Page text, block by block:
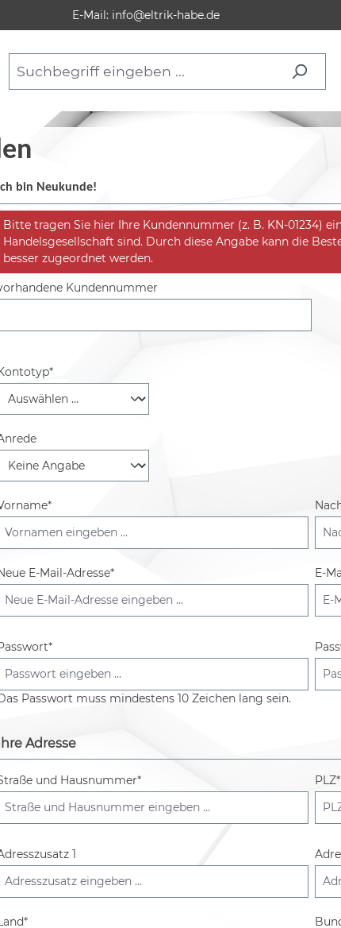
E-Mail: info@eltrik-habe.de
Ich bin Neukunde!
Bitte tragen Sie hier Ihre Kundennummer (z. B. KN-01234)
Handelsgesellschaft sind. Durch diese Angabe kann die
besser zugeordnet werden.
Kundennummer
Informationen
E-Mail-Adresse* E-
Passwort muss mindestens 10 Zeichen lang sein.
Adresse
und Hausnummer* PLZ*
1